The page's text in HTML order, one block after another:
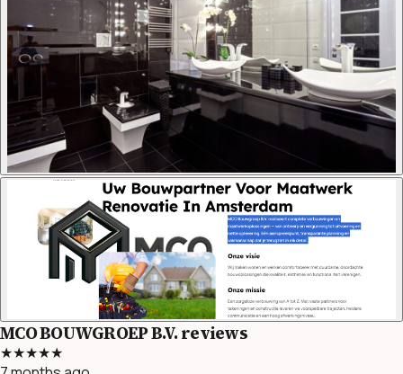
MCO BOUWGROEP B.V. reviews
★★★★★